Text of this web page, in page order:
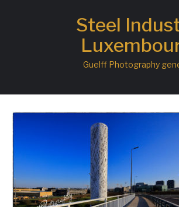
Steel
Guelff Photography
2021-Gasperech-
Waasserturm-